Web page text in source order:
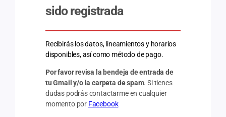
sido registrada
Recibirás los datos, lineamientos y horarios
disponibles, así como método de pago.
Por favor revisa la bendeja de entrada de
tu Gmail y/o la carpeta de spam. Si tienes
dudas podrás contactarme en cualquier
momento por Facebook